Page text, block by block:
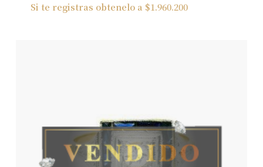
Si te registras obtenelo a $1.960.200